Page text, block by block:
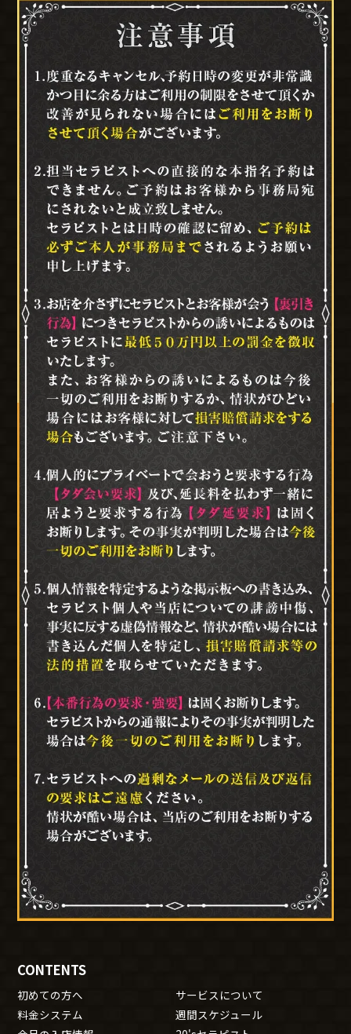
CONTENTS
初めての方へ
サービスについて
料金システム
週間スケジュール